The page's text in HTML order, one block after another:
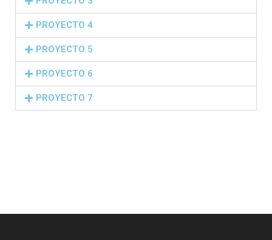
PROYECTO 4
PROYECTO 5
PROYECTO 6
PROYECTO 7